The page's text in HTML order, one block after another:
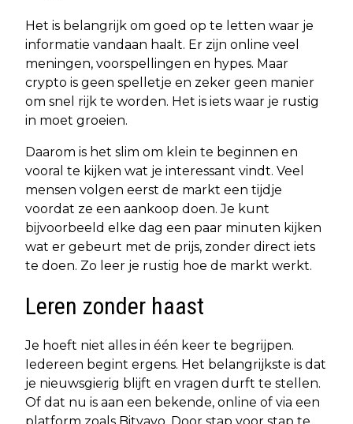
Het is belangrijk om goed op te letten waar je
informatie vandaan haalt. Er zijn online veel
meningen, voorspellingen en hypes. Maar
crypto is geen spelletje en zeker geen manier
om snel rijk te worden. Het is iets waar je rustig
in moet groeien.
Daarom is het slim om klein te beginnen en
vooral te kijken wat je interessant vindt. Veel
mensen volgen eerst de markt een tijdje
voordat ze een aankoop doen. Je kunt
bijvoorbeeld elke dag een paar minuten kijken
wat er gebeurt met de prijs, zonder direct iets
te doen. Zo leer je rustig hoe de markt werkt.
Leren zonder haast
Je hoeft niet alles in één keer te begrijpen.
Iedereen begint ergens. Het belangrijkste is dat
je nieuwsgierig blijft en vragen durft te stellen.
Of dat nu is aan een bekende, online of via een
platform zoals Bitvavo. Door stap voor stap te